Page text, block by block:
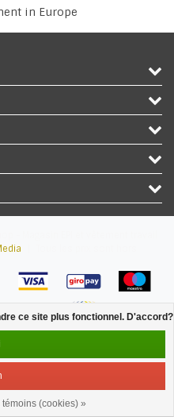
in Europe
Se connecter
ce site plus fonctionnel. D'accord?
(cookies) »